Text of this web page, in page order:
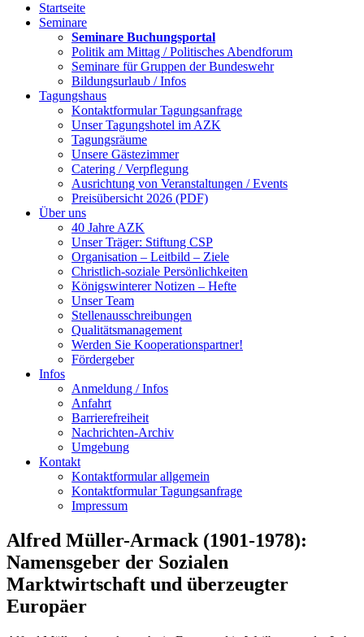
Startseite
Seminare
Seminare Buchungsportal
Politik am Mittag / Politisches Abendforum
Seminare für Gruppen der Bundeswehr
Bildungsurlaub / Infos
Tagungshaus
Kontaktformular Tagungsanfrage
Unser Tagungshotel im AZK
Tagungsräume
Unsere Gästezimmer
Catering / Verpflegung
Ausrichtung von Veranstaltungen / Events
Preisübersicht 2026 (PDF)
Über uns
40 Jahre AZK
Unser Träger: Stiftung CSP
Organisation – Leitbild – Ziele
Christlich-soziale Persönlichkeiten
Königswinterer Notizen – Hefte
Unser Team
Stellenausschreibungen
Qualitätsmanagement
Werden Sie Kooperationspartner!
Fördergeber
Infos
Anmeldung / Infos
Anfahrt
Barrierefreiheit
Nachrichten-Archiv
Umgebung
Kontakt
Kontaktformular allgemein
Kontaktformular Tagungsanfrage
Impressum
Alfred Müller-Armack (1901-1978):
Namensgeber der Sozialen
Marktwirtschaft und überzeugter
Europäer